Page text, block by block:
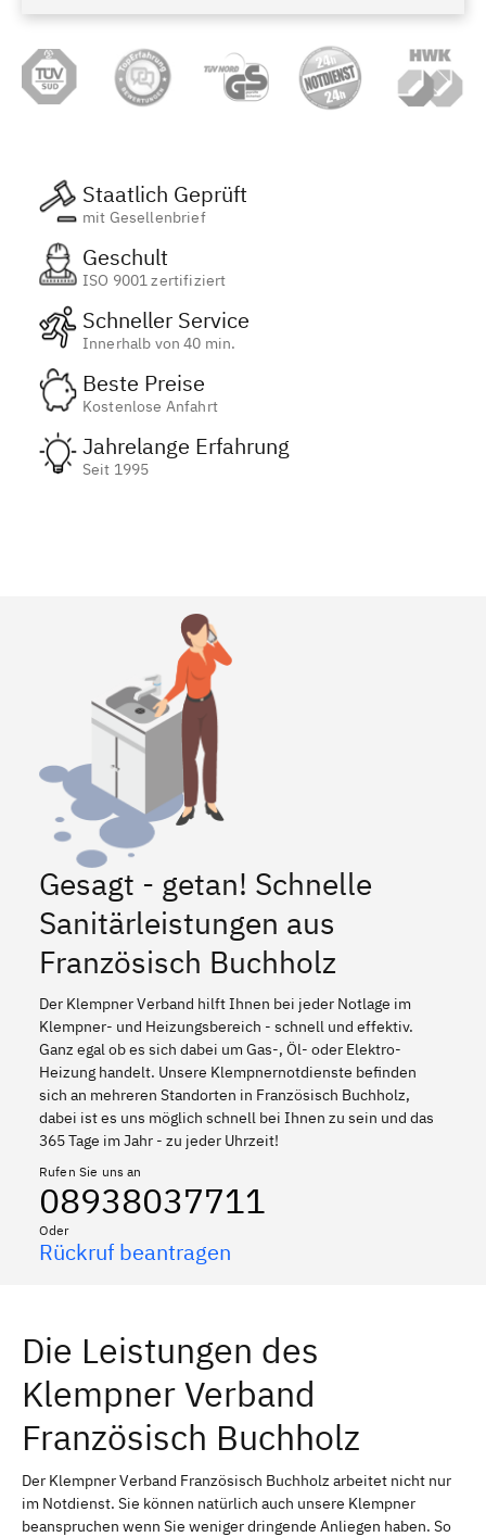
Staatlich Geprüft
mit Gesellenbrief
Geschult
ISO 9001 zertifiziert
Schneller Service
Innerhalb von 40 min.
Beste Preise
Kostenlose Anfahrt
Jahrelange Erfahrung
Seit 1995
Gesagt - getan! Schnelle
Sanitärleistungen aus
Französisch Buchholz
Der Klempner Verband hilft Ihnen bei jeder Notlage im
Klempner- und Heizungsbereich - schnell und effektiv.
Ganz egal ob es sich dabei um Gas-, Öl- oder Elektro-
Heizung handelt. Unsere Klempnernotdienste befinden
sich an mehreren Standorten in Französisch Buchholz,
dabei ist es uns möglich schnell bei Ihnen zu sein und das
365 Tage im Jahr - zu jeder Uhrzeit!
Rufen Sie uns an
08938037711
Oder
Rückruf beantragen
Die Leistungen des
Klempner Verband
Französisch Buchholz
Der Klempner Verband Französisch Buchholz arbeitet nicht nur
im Notdienst. Sie können natürlich auch unsere Klempner
beanspruchen wenn Sie weniger dringende Anliegen haben. So